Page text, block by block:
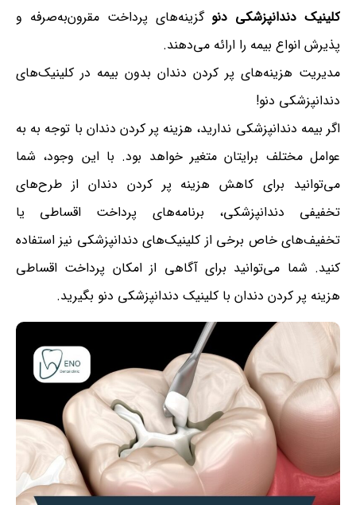
کلینیک دندانپزشکی دنو گزینه‌های پرداخت مقرون‌به‌صرفه و
پذیرش انواع بیمه را ارائه می‌دهند.
مدیریت هزینه‌های پر کردن دندان بدون بیمه در کلینیک‌های
دندانپزشکی دنو!
اگر بیمه دندانپزشکی ندارید، هزینه پر کردن دندان با توجه به به
عوامل مختلف برایتان متغیر خواهد بود. با این وجود، شما
می‌توانید برای کاهش هزینه پر کردن دندان از طرح‌های
تخفیفی دندانپزشکی، برنامه‌های پرداخت اقساطی یا
تخفیف‌های خاص برخی از کلینیک‌های دندانپزشکی نیز استفاده
کنید. شما می‌توانید برای آگاهی از امکان پرداخت اقساطی
هزینه پر کردن دندان با کلینیک دندانپزشکی دنو بگیرید.